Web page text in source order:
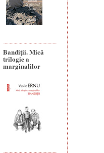
Bandiţii. Mică
trilogie a
marginalilor